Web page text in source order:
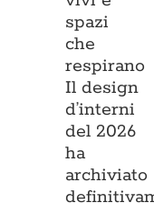
spazi
che
respirano
Il design
d’interni
del 2026
ha
archiviato